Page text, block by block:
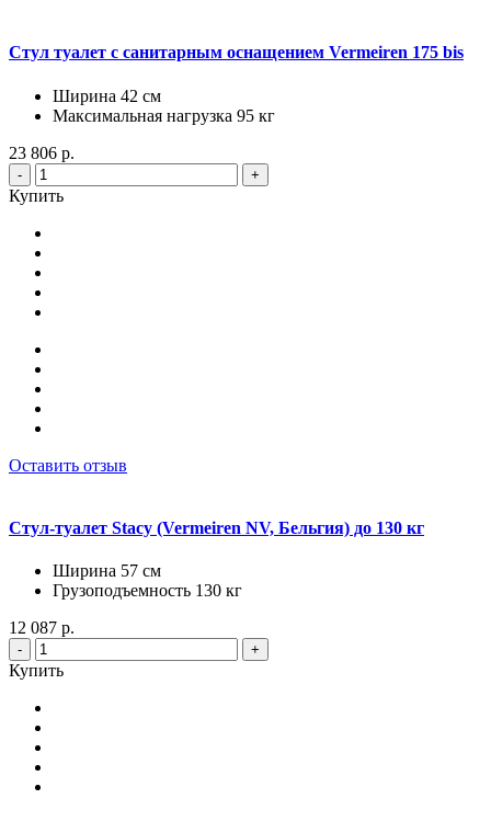
Стул туалет с санитарным оснащением Vermeiren 175 bis
Ширина 42 см
Максимальная нагрузка 95 кг
23 806 р.
- +
Купить
Оставить отзыв
Стул-туалет Stacy (Vermeiren NV, Бельгия) до 130 кг
Ширина 57 см
Грузоподъемность 130 кг
12 087 р.
- +
Купить